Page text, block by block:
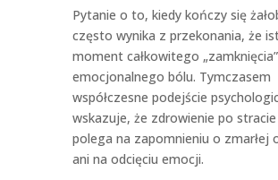
Pytanie o to, kiedy kończy się
często wynika z przekonania, że
moment całkowitego „zamknięcia”
emocjonalnego bólu. Tymczasem
współczesne podejście
wskazuje, że zdrowienie po stracie
polega na zapomnieniu o zmarłej
ani na odcięciu emocji.